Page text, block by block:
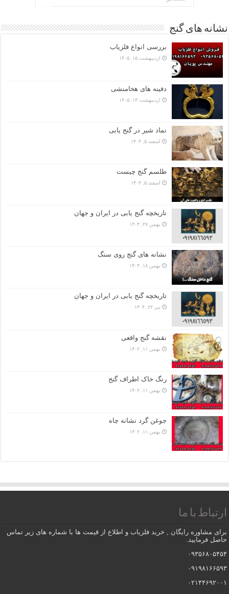
نشانه های گنج
بررسی انواع فلزیاب
اردیبهشت ۱۵, ۱۴۰۵
دفینه های هخامنشی
اردیبهشت ۱۳, ۱۴۰۵
نماد شیر در گنج یابی
اسفند ۵, ۱۴۰۴
طلسم گنج چیست
اسفند ۵, ۱۴۰۴
تاریخچه گنج‌ یابی در ایران و جهان
بهمن ۲۷, ۱۴۰۴
نشانه های گنج روی سنگ
بهمن ۱۸, ۱۴۰۴
تاریخچه گنج‌ یابی در ایران و جهان
تیر ۲۲, ۱۴۰۴
نقشه گنج واقعی
بهمن ۱۱, ۱۴۰۲
رنگ خاک اطراف گنج
بهمن ۱۱, ۱۴۰۲
جوغن گرد نشانه چاه
بهمن ۱۱, ۱۴۰۲
ارتباط با ما
برای مشاوره رایگان , خرید فلزیاب و اطلاع از قیمت ها با شماره های زیر تماس
حاصل فرمایید.
۰۹۳۵۶۸۰۵۴۵۴
۰۹۱۹۸۱۶۶۵۹۳
۰۲۱۴۴۶۹۲۰۰۱